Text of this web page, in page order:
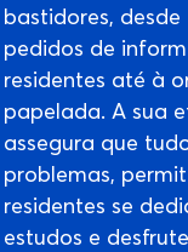
bastidores,
pedidos de
residentes até à
papelada. A sua
assegura que
problemas,
residentes se
estudos e